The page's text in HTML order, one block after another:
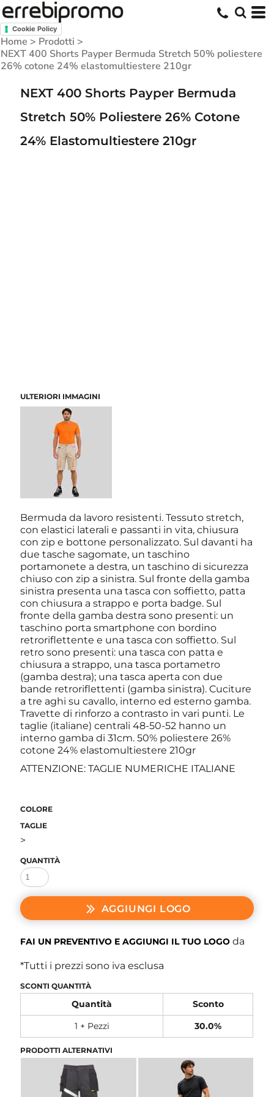
Cookie Policy
Home > Prodotti >
NEXT 400 Shorts Payper Bermuda Stretch 50% poliestere
26% cotone 24% elastomultiestere 210gr
NEXT 400 Shorts Payper Bermuda
Stretch 50% Poliestere 26% Cotone
24% Elastomultiestere 210gr
ULTERIORI IMMAGINI
Bermuda da lavoro resistenti. Tessuto stretch,
con elastici laterali e passanti in vita, chiusura
con zip e bottone personalizzato. Sul davanti ha
due tasche sagomate, un taschino
portamonete a destra, un taschino di sicurezza
chiuso con zip a sinistra. Sul fronte della gamba
sinistra presenta una tasca con soffietto, patta
con chiusura a strappo e porta badge. Sul
fronte della gamba destra sono presenti: un
taschino porta smartphone con bordino
retroriflettente e una tasca con soffietto. Sul
retro sono presenti: una tasca con patta e
chiusura a strappo, una tasca portametro
(gamba destra); una tasca aperta con due
bande retroriflettenti (gamba sinistra). Cuciture
a tre aghi su cavallo, interno ed esterno gamba.
Travette di rinforzo a contrasto in vari punti. Le
taglie (italiane) centrali 48-50-52 hanno un
interno gamba di 31cm. 50% poliestere 26%
cotone 24% elastomultiestere 210gr
ATTENZIONE: TAGLIE NUMERICHE ITALIANE
COLORE
TAGLIE
>
QUANTITÀ
AGGIUNGI LOGO
FAI UN PREVENTIVO E AGGIUNGI IL TUO LOGO da
*Tutti i prezzi sono iva esclusa
SCONTI QUANTITÀ
Quantità
Sconto
1 + Pezzi
30.0%
PRODOTTI ALTERNATIVI